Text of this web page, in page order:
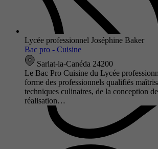
Lycée professionnel Joséphine Baker
Bac pro - Cuisine
Sarlat-la-Canéda 24200
Le Bac Pro Cuisine du Lycée
forme des professionnels qualifiés
techniques culinaires, de la conception
réalisation…